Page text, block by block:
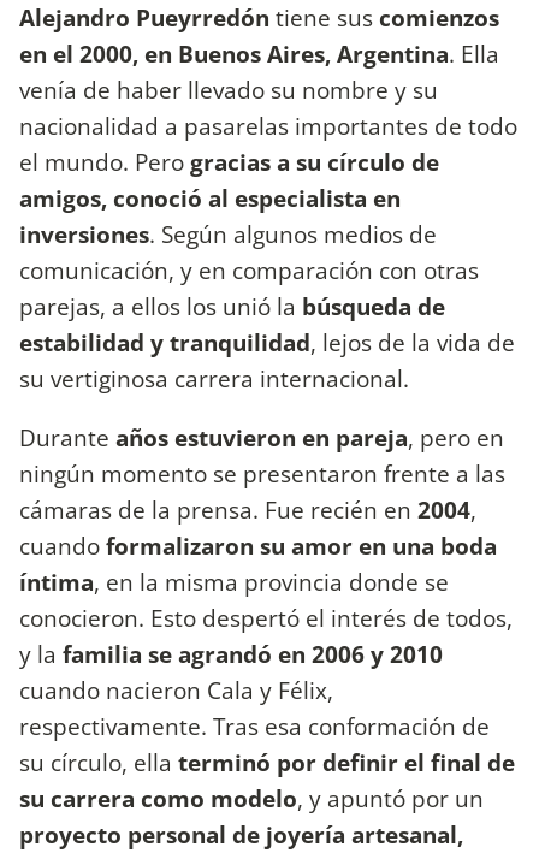
Alejandro Pueyrredón tiene sus comienzos
en el 2000, en Buenos Aires, Argentina. Ella
venía de haber llevado su nombre y su
nacionalidad a pasarelas importantes de todo
el mundo. Perogracias a su círculo de
amigos, conoció al especialista en
inversiones. Según algunos medios de
comunicación, y en comparación con otras
parejas, a ellos los unió la búsqueda de
estabilidad y tranquilidad, lejos de la vida de
su vertiginosa carrera internacional.
Durante años estuvieron en pareja, pero en
ningún momento se presentaron frente a las
cámaras de la prensa. Fue recién en 2004,
cuandoformalizaron su amor en una boda
íntima, en la misma provincia donde se
conocieron. Esto despertó el interés de todos,
y la familia se agrandó en 2006 y 2010
cuando nacieron Cala y Félix,
respectivamente. Tras esa conformación de
su círculo, ella terminó por definir el final de
su carrera como modelo, y apuntó por un
proyecto personal de joyería artesanal,